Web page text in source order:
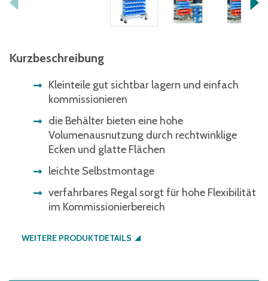
Kurzbeschreibung
Kleinteile gut sichtbar lagern und einfach
kommissionieren
die Behälter bieten eine hohe
Volumenausnutzung durch rechtwinklige
Ecken und glatte Flächen
leichte Selbstmontage
verfahrbares Regal sorgt für hohe Flexibilität
im Kommissionierbereich
WEITERE PRODUKTDETAILS